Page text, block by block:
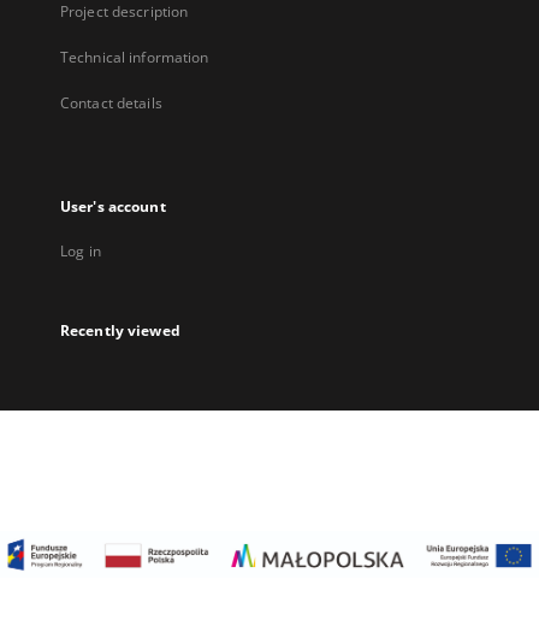
Project description
Technical information
Contact details
User's account
Log in
Recently viewed